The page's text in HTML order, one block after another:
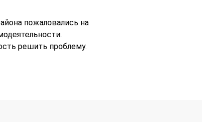
пожаловались на
решить проблему.